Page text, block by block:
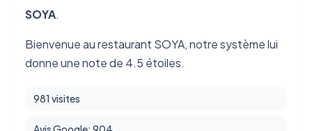
SOYA.
Bienvenue au restaurant SOYA, notre système lui
donne une note de 4.5 étoiles.
981 visites